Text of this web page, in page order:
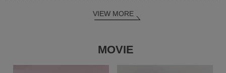
VIEW MORE
MOVIE